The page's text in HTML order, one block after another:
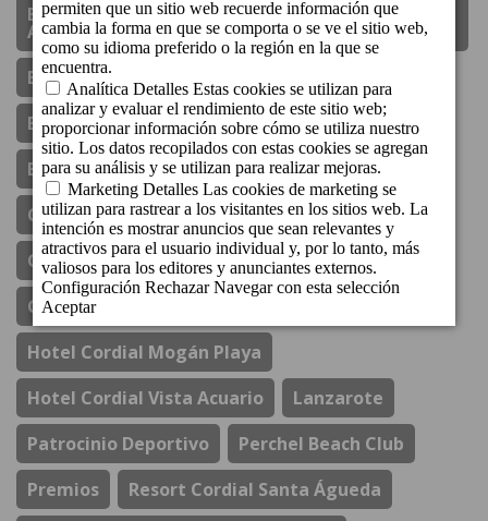
Boutique Hotel Cordial Plaza Mayor De Santa
Ana
Bungalows Cordial Biarritz
Bungalows Cordial Green Golf
Bungalows Cordial Sandy Golf
Comunicados
Cordial Mogán Paraíso
Cordial Mogán Solaz
Costa Del Sol
El Refectorio De Ágata
Gastronomía
Hotel Cordial Mogán Playa
Hotel Cordial Vista Acuario
Lanzarote
Patrocinio Deportivo
Perchel Beach Club
Premios
Resort Cordial Santa Águeda